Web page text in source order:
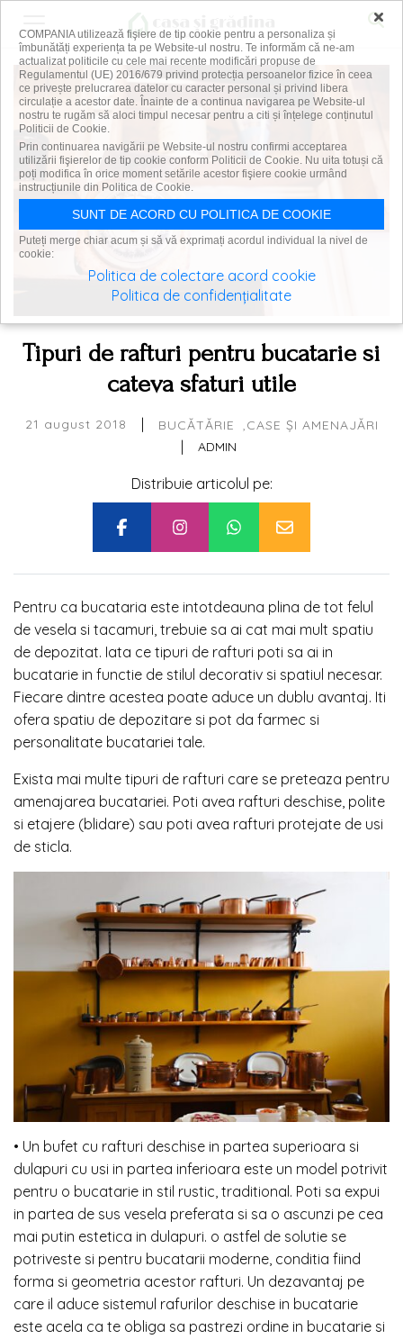
Tipuri de rafturi pentru bucatarie si
cateva sfaturi utile
21 august 2018 | BUCĂTĂRIE CASE ȘI AMENAJĂRI
| ADMIN
Distribuie articolul pe:
Pentru ca bucataria este intotdeauna plina de tot felul
de vesela si tacamuri, trebuie sa ai cat mai mult spatiu
de depozitat. Iata ce tipuri de rafturi poti sa ai in
bucatarie in functie de stilul decorativ si spatiul necesar.
Fiecare dintre acestea poate aduce un dublu avantaj. Iti
ofera spatiu de depozitare si pot da farmec si
personalitate bucatariei tale.
Exista mai multe tipuri de rafturi care se preteaza pentru
amenajarea bucatariei. Poti avea rafturi deschise, polite
si etajere (blidare) sau poti avea rafturi protejate de usi
de sticla.
• Un bufet cu rafturi deschise in partea superioara si
dulapuri cu usi in partea inferioara este un model potrivit
pentru o bucatarie in stil rustic, traditional. Poti sa expui
in partea de sus vesela preferata si sa o ascunzi pe cea
mai putin estetica in dulapuri. o astfel de solutie se
potriveste si pentru bucatarii moderne, conditia fiind
forma si geometria acestor rafturi. Un dezavantaj pe
care il aduce sistemul rafurilor deschise in bucatarie
este acela ca te obliga sa pastrezi ordine in bucatarie si
×
COMPANIA utilizează fişiere de tip cookie pentru a personaliza și
îmbunătăți experiența ta pe Website-ul nostru. Te informăm că ne-am
actualizat politicile cu cele mai recente modificări propuse de
Regulamentul (UE) 2016/679 privind protecția persoanelor fizice în ceea
ce privește prelucrarea datelor cu caracter personal și privind libera
circulație a acestor date. Înainte de a continua navigarea pe Website-ul
nostru te rugăm să aloci timpul necesar pentru a citi și înțelege conținutul
Politicii de Cookie.
Prin continuarea navigării pe Website-ul nostru confirmi acceptarea
utilizării fişierelor de tip cookie conform Politicii de Cookie. Nu uita totuși că
poți modifica în orice moment setările acestor fişiere cookie urmând
instrucțiunile din Politica de Cookie.
SUNT DE ACORD CU POLITICA DE COOKIE
Puteți merge chiar acum și să vă exprimați acordul individual la nivel de
cookie:
Politica de colectare acord cookie
Politica de confidențialitate